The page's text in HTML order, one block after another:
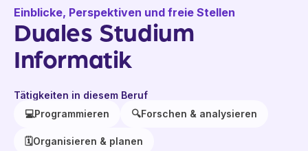
Einblicke, Perspektiven und freie Stellen
Duales Studium
Informatik
Tätigkeiten in diesem Beruf
💻Programmieren 🔍Forschen & analysieren
🗓️Organisieren & planen